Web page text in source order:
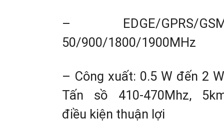
– EDGE/GPRS/
50/900/1800/1900MHz
– Công xuất: 0.5 W đến 2
Tấn sồ 410-470Mhz,
điều kiện thuận lợi